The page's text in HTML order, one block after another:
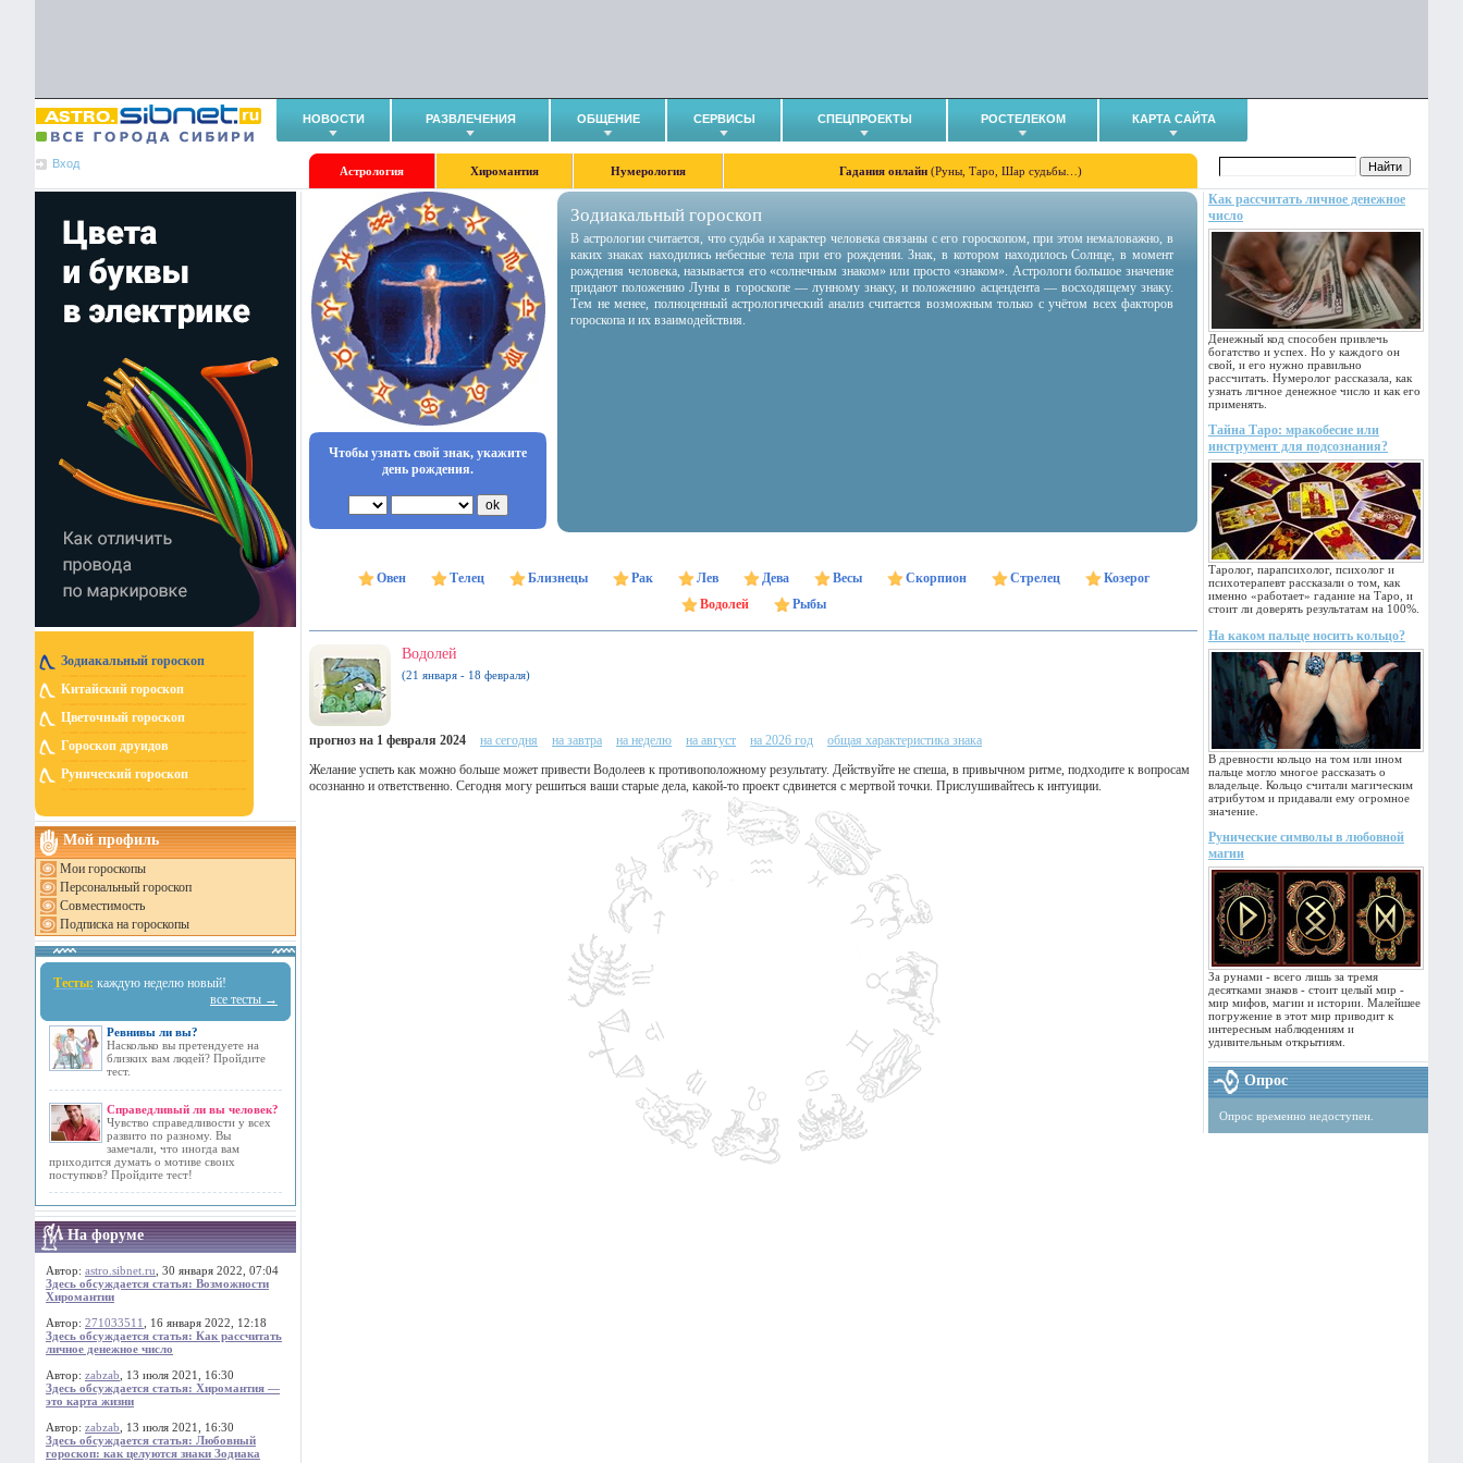
НОВОСТИ РАЗВЛЕЧЕНИЯ ОБЩЕНИЕ СЕРВИСЫ СПЕЦПРОЕКТЫ РОСТЕЛЕКОМ КАРТА САЙТА
Вход
Астрология Хиромантия Нумерология Гадания онлайн (Руны, Таро, Шар судьбы…)
Зодиакальный гороскоп
Китайский гороскоп
Цветочный гороскоп
Гороскоп друидов
Рунический гороскоп
Мой профиль
Мои гороскопы
Персональный гороскоп
Совместимость
Подписка на гороскопы
Тесты: каждую неделю новый!
все тесты →
Ревнивы ли вы?
Насколько вы претендуете на
близких вам людей? Пройдите
тест.
Справедливый ли вы человек?
Чувство справедливости у всех
развито по разному. Вы
замечали, что иногда вам
приходится думать о мотиве своих
поступков? Пройдите тест!
На форуме
Автор: astro.sibnet.ru , 30 января 2022, 07:04
Здесь обсуждается статья: Возможности
Хиромантии
Автор: 271033511
, 16 января 2022, 12:18
Здесь обсуждается статья: Как рассчитать
личное денежное число
Автор: zabzab , 13 июля 2021, 16:30
Здесь обсуждается статья: Хиромантия —
это карта жизни
Автор: zabzab , 13 июля 2021, 16:30
Здесь обсуждается статья: Любовный
гороскоп: как целуются знаки Зодиака
Как рассчитать личное денежное
число
Денежный код способен привлечь
богатство и успех. Но у каждого он
свой, и его нужно правильно
рассчитать. Нумеролог рассказала, как
узнать личное денежное число и как его
применять.
Тайна Таро: мракобесие или
инструмент для подсознания?
Таролог, парапсихолог, психолог и
психотерапевт рассказали о том, как
именно «работает» гадание на Таро, и
стоит ли доверять результатам на 100%.
На каком пальце носить кольцо?
В древности кольцо на том или ином
пальце могло многое рассказать о
владельце. Кольцо считали магическим
атрибутом и придавали ему огромное
значение.
Рунические символы в любовной
магии
За рунами - всего лишь за тремя
десятками знаков - стоит целый мир -
мир мифов, магии и истории. Малейшее
погружение в этот мир приводит к
интересным наблюдениям и
удивительным открытиям.
Опрос
Опрос временно недоступен.
Чтобы узнать свой знак, укажите
день рождения.
Зодиакальный гороскоп
В астрологии считается, что судьба и характер человека связаны с его гороскопом, при этом немаловажно, в
каких знаках находились небесные тела при его рождении. Знак, в котором находилось Солнце, в момент
рождения человека, называется его «солнечным знаком» или просто «знаком». Астрологи большое значение
придают положению Луны в гороскопе — лунному знаку, и положению асцендента — восходящему знаку.
Тем не менее, полноценный астрологический анализ считается возможным только с учётом всех факторов
гороскопа и их взаимодействия.
Овен Телец Близнецы Рак Лев Дева Весы Скорпион Стрелец
Козерог
Водолей
Рыбы
Водолей
(21 января - 18 февраля)
прогноз на 1 февраля 2024 на сегодня на завтра на неделю на август на 2026 год
общая характеристика знака
Желание успеть как можно больше может привести Водолеев к противоположному результату. Действуйте не спеша, в привычном ритме, подходите к вопросам
осознанно и ответственно. Сегодня могу решиться ваши старые дела, какой-то проект сдвинется с мертвой точки. Прислушивайтесь к интуиции.